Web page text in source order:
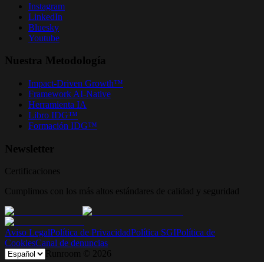
Instagram
LinkedIn
Bluesky
Youtube
Nuestra Metodología
Impact-Driven Growth™
Framework AI-Native
Herramienta IA
Libro IDG™
Formación IDG™
Newsletter
Certificaciones
Cumplimos con los más altos estándares de calidad y seguridad
Aviso LegalPolítica de PrivacidadPolítica SGIPolítica de
CookiesCanal de denuncias
Runroom © 2026